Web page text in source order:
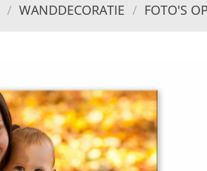
/ WANDDECORATIE / FOTO'S